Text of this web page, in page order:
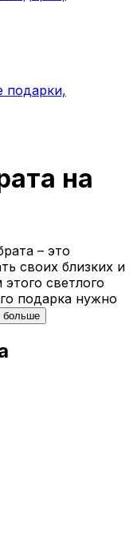
подарки,
на
– это
своих близких и
светлого
подарка нужно
больше